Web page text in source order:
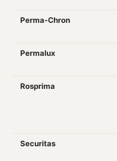
Perma-Chron
Permalux
Rosprima
Securitas